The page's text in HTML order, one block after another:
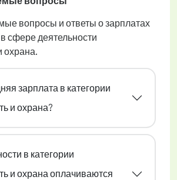
вопросы и ответы о зарплатах
сфере деятельности
охрана.
зарплата в категории
и охрана?
в категории
и охрана оплачиваются